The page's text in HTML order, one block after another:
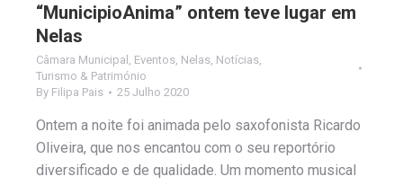
“MunicipioAnima” ontem teve lugar em
Nelas
Câmara Municipal Eventos Nelas Notícias
Turismo & Património
By Filipa Pais 25 Julho 2020
Ontem a noite foi animada pelo saxofonista Ricardo
Oliveira, que nos encantou com o seu reportório
diversificado e de qualidade. Um momento musical